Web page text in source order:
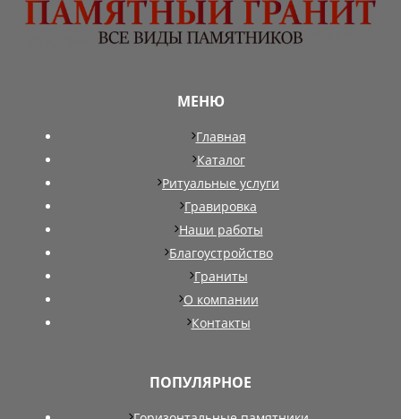
МЕНЮ
Главная
Каталог
Ритуальные услуги
Гравировка
Наши работы
Благоустройство
Граниты
О компании
Контакты
ПОПУЛЯРНОЕ